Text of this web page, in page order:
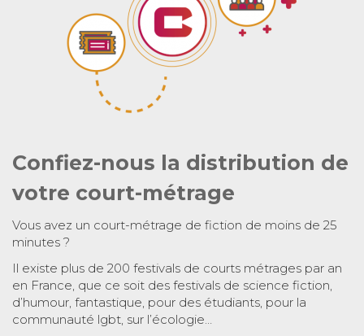
Confiez-nous la distribution de
votre court-métrage
Vous avez un court-métrage de fiction de moins de 25
minutes ?
Il existe plus de 200 festivals de courts métrages par an
en France, que ce soit des festivals de science fiction,
d’humour, fantastique, pour des étudiants, pour la
communauté lgbt, sur l’écologie…